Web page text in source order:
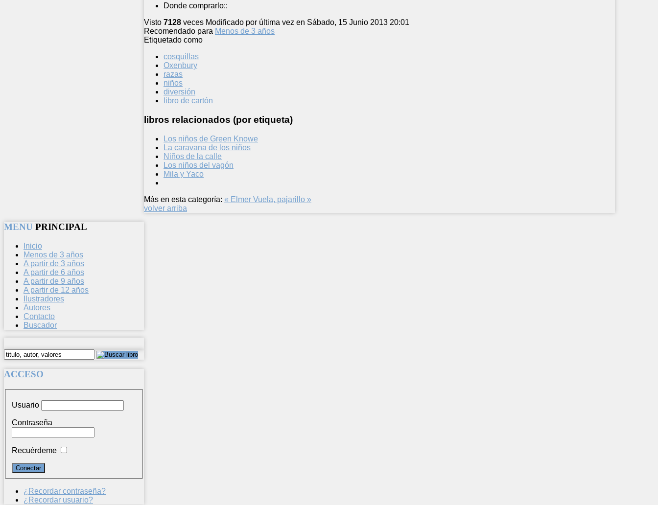
Donde comprarlo::
Visto 7128 veces Modificado por última vez en Sábado, 15 Junio 2013 20:01
Recomendado para Menos de 3 años
Etiquetado como
cosquillas
Oxenbury
razas
niños
diversión
libro de cartón
libros relacionados (por etiqueta)
Los niños de Green Knowe
La caravana de los niños
Niños de la calle
Los niños del vagón
Mila y Yaco
Más en esta categoría: « Elmer Vuela, pajarillo »
volver arriba
MENU PRINCIPAL
Inicio
Menos de 3 años
A partir de 3 años
A partir de 6 años
A partir de 9 años
A partir de 12 años
Ilustradores
Autores
Contacto
Buscador
ACCESO
Usuario
Contraseña
Recuérdeme
¿Recordar contraseña?
¿Recordar usuario?